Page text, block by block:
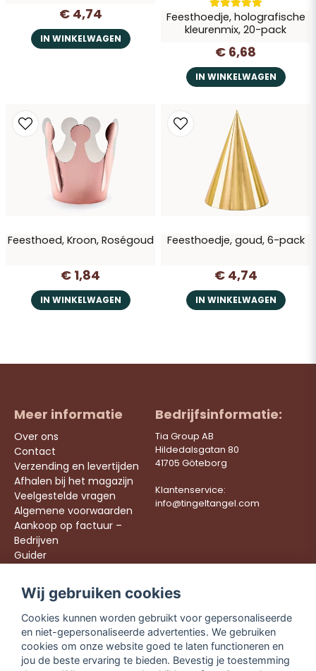
€ 4,74
IN WINKELWAGEN
Feesthoedje, holografische
kleurenmix, 20-pack
€ 6,68
IN WINKELWAGEN
Feesthoed, Kroon, Roségoud
€ 1,84
IN WINKELWAGEN
Feesthoedje, goud, 6-pack
€ 4,74
IN WINKELWAGEN
Meer informatie
Over ons
Contact
Verzending en levertijden
Afhalen bij het magazijn
Veelgestelde vragen
Algemene voorwaarden
Aankoop op factuur –
Bedrijven
Guider
Bedrijfsinformatie:
Tia Group AB
Hildedalsgatan 80
41705 Göteborg
Klantenservice:
info@tingeltangel.com
Följ oss:
Instagram
Facebook
TikTok
Snelle leveringen
Veilig winkelen
Gratis verzending
vanaf €49,90
Wij gebruiken cookies
Cookies kunnen worden gebruikt voor gepersonaliseerde
en niet-gepersonaliseerde advertenties. We gebruiken
cookies om onze website goed te laten functioneren en
jou de beste ervaring te bieden. Bevestig je toestemming